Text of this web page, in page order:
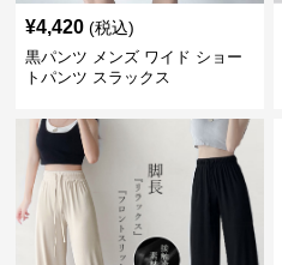
¥4,420 (税込)
黒パンツ メンズ ワイド ショー
トパンツ スラックス